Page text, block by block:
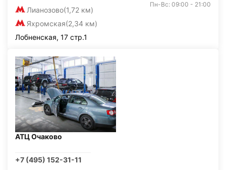
Лианозово(1,72 км)
Яхромская(2,34 км)
Пн-Вс: 09:00 - 21:00
Лобненская, 17 стр.1
АТЦ Очаково
+7 (495) 152-31-11